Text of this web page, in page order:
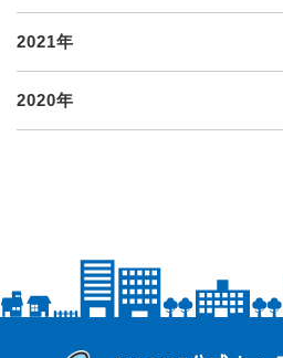
2021年
2020年